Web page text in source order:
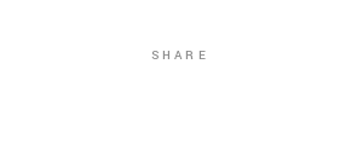
SHARE